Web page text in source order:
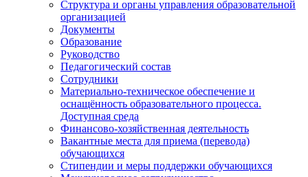
Структура и органы управления образовательной
организацией
Документы
Образование
Руководство
Педагогический состав
Сотрудники
Материально-техническое обеспечение и
оснащённость образовательного процесса.
Доступная среда
Финансово-хозяйственная деятельность
Вакантные места для приема (перевода)
обучающихся
Стипендии и меры поддержки обучающихся